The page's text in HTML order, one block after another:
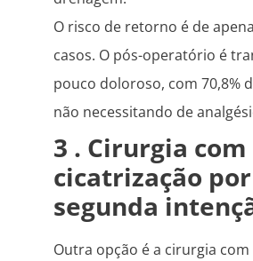
O risco de retorno é de
casos. O pós-operatório é
pouco doloroso, com 70,8%
não necessitando de
3 . Cirurgia com
cicatrização por
segunda
Outra opção é a cirurgia